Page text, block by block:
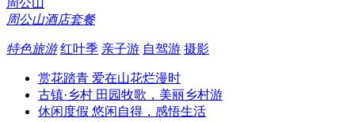
周公山
周公山酒店套餐
特色旅游 红叶季 亲子游 自驾游 摄影
赏花踏青 爱在山花烂漫时
古镇·乡村 田园牧歌，美丽乡村游
休闲度假 悠闲自得，感悟生活